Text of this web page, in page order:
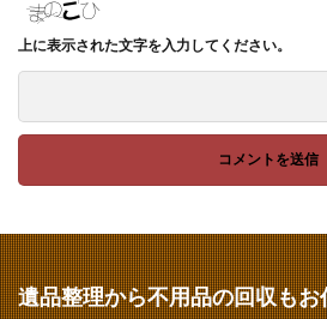
上に表示された文字を入力してください。
遺品整理から不用品の回収もお